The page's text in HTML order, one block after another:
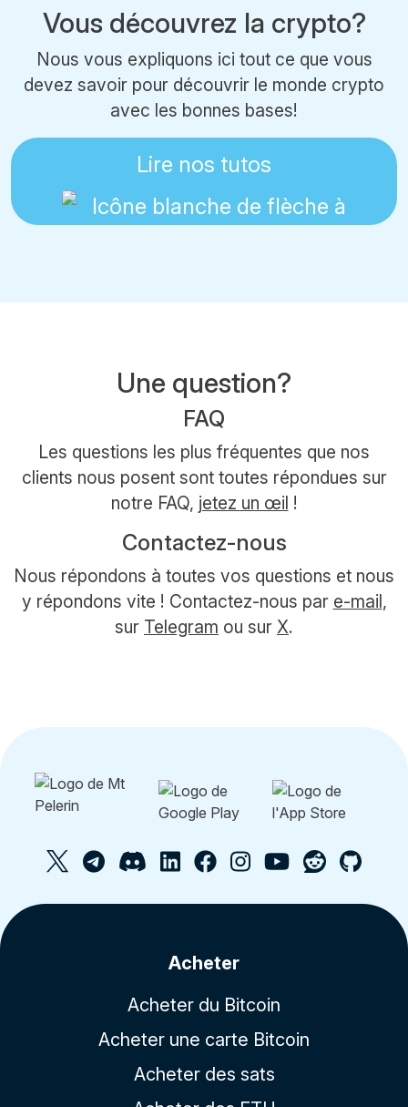
Vous découvrez la crypto?
Nous vous expliquons ici tout ce que vous
devez savoir pour découvrir le monde crypto
avec les bonnes bases!
Lire nos tutos
Une question?
FAQ
Les questions les plus fréquentes que nos
clients nous posent sont toutes répondues sur
notre FAQ, jetez un œil !
Contactez-nous
Nous répondons à toutes vos questions et nous
y répondons vite ! Contactez-nous par e-mail,
sur Telegram ou sur X.
Acheter
Acheter du Bitcoin
Acheter une carte Bitcoin
Acheter des sats